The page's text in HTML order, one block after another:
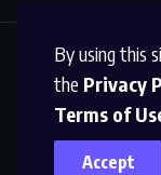
By using this
the Privacy
Terms of
Accept
ऊधम सिंह नगर
कारोबार
अपराध
नेशनल न्यूज़
शोध/